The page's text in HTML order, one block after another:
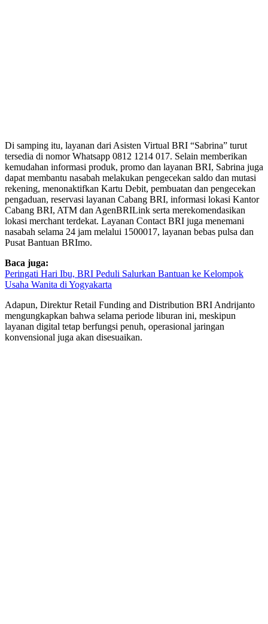
Di samping itu, layanan dari Asisten Virtual BRI “Sabrina” turut
tersedia di nomor Whatsapp 0812 1214 017. Selain memberikan
kemudahan informasi produk, promo dan layanan BRI, Sabrina juga
dapat membantu nasabah melakukan pengecekan saldo dan mutasi
rekening, menonaktifkan Kartu Debit, pembuatan dan pengecekan
pengaduan, reservasi layanan Cabang BRI, informasi lokasi Kantor
Cabang BRI, ATM dan AgenBRILink serta merekomendasikan
lokasi merchant terdekat. Layanan Contact BRI juga menemani
nasabah selama 24 jam melalui 1500017, layanan bebas pulsa dan
Pusat Bantuan BRImo.
Baca juga:
Peringati Hari Ibu, BRI Peduli Salurkan Bantuan ke Kelompok
Usaha Wanita di Yogyakarta
Adapun, Direktur Retail Funding and Distribution BRI Andrijanto
mengungkapkan bahwa selama periode liburan ini, meskipun
layanan digital tetap berfungsi penuh, operasional jaringan
konvensional juga akan disesuaikan.